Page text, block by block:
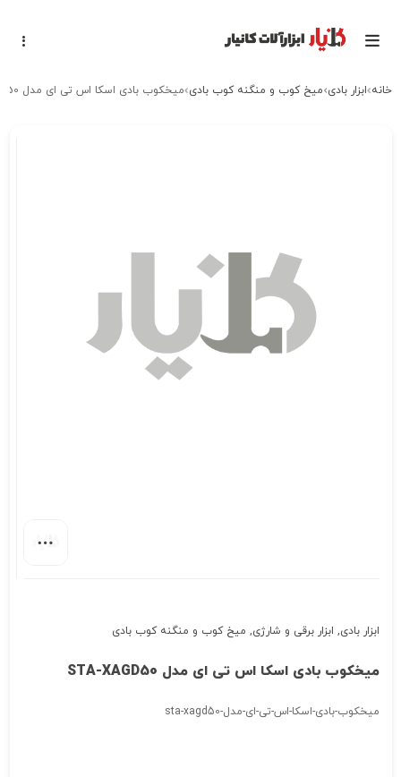
خانه ابزار بادی میخ کوب و منگنه کوب بادی میخکوب بادی اسکا اس تی ای مدل STA-XAGD50
ابزار بادی, ابزار برقی و شارژی, میخ کوب و منگنه کوب بادی
میخکوب بادی اسکا اس تی ای مدل STA-XAGD50
میخکوب-بادی-اسکا-اس-تی-ای-مدل-sta-xagd50